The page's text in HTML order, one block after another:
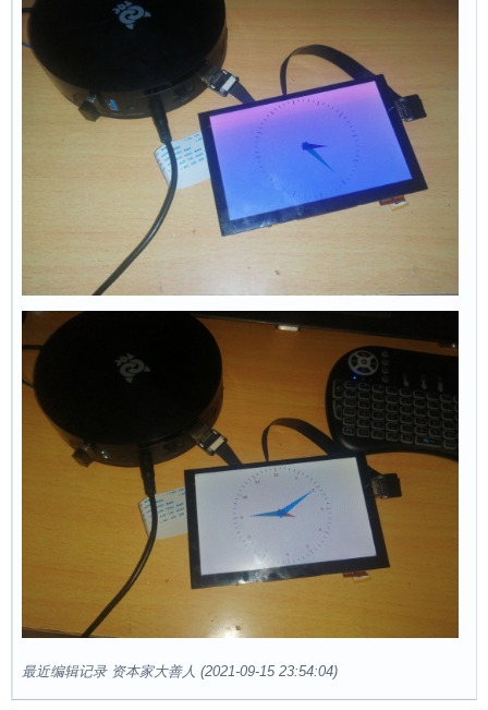
最近编辑记录 资本家大善人 (2021-09-15 23:54:04)